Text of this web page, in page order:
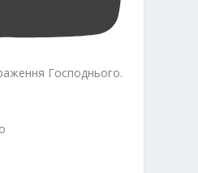
Господнього.